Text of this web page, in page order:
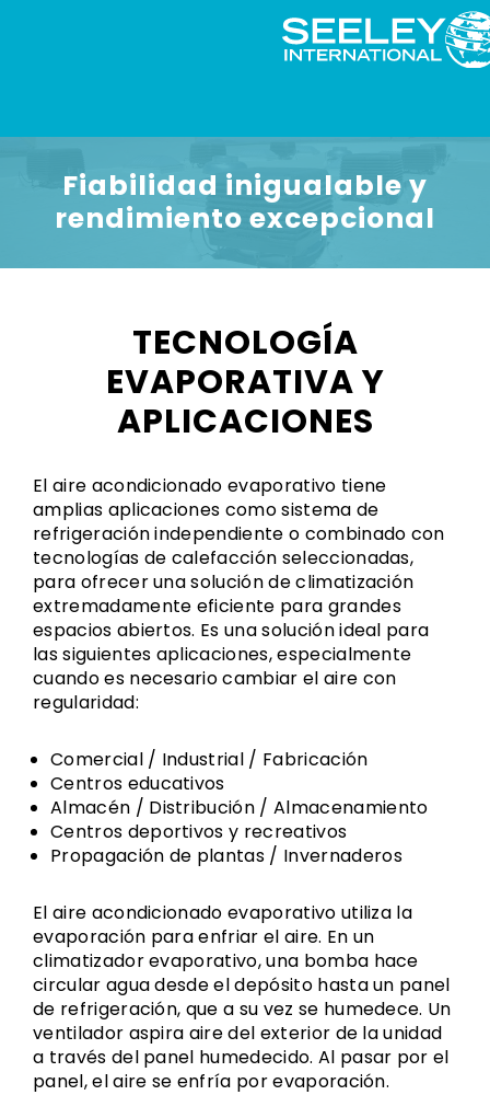
Fiabilidad inigualable y
rendimiento excepcional
TECNOLOGÍA
EVAPORATIVA Y
APLICACIONES
El aire acondicionado evaporativo tiene
amplias aplicaciones como sistema de
refrigeración independiente o combinado con
tecnologías de calefacción seleccionadas,
para ofrecer una solución de climatización
extremadamente eficiente para grandes
espacios abiertos. Es una solución ideal para
las siguientes aplicaciones, especialmente
cuando es necesario cambiar el aire con
regularidad:
Comercial / Industrial / Fabricación
Centros educativos
Almacén / Distribución / Almacenamiento
Centros deportivos y recreativos
Propagación de plantas / Invernaderos
El aire acondicionado evaporativo utiliza la
evaporación para enfriar el aire. En un
climatizador evaporativo, una bomba hace
circular agua desde el depósito hasta un panel
de refrigeración, que a su vez se humedece. Un
ventilador aspira aire del exterior de la unidad
a través del panel humedecido. Al pasar por el
panel, el aire se enfría por evaporación.